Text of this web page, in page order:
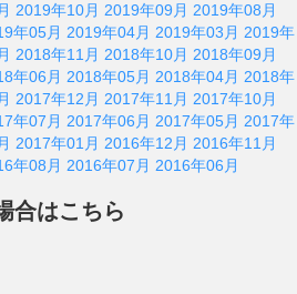
2019年10月 2019年09月 2019年08月
年05月 2019年04月 2019年03月 2019年
2018年11月 2018年10月 2018年09月
年06月 2018年05月 2018年04月 2018年
2017年12月 2017年11月 2017年10月
年07月 2017年06月 2017年05月 2017年
2017年01月 2016年12月 2016年11月
年08月 2016年07月 2016年06月
合はこちら